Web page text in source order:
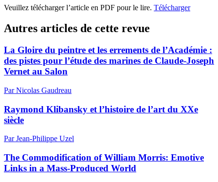
Veuillez télécharger l’article en PDF pour le lire. Télécharger
Autres articles de cette revue
La Gloire du peintre et les errements de l’Académie :
des pistes pour l’étude des marines de Claude-Joseph
Vernet au Salon
Par Nicolas Gaudreau
Raymond Klibansky et l’histoire de l’art du XXe
siècle
Par Jean-Philippe Uzel
The Commodification of William Morris: Emotive
Links in a Mass-Produced World